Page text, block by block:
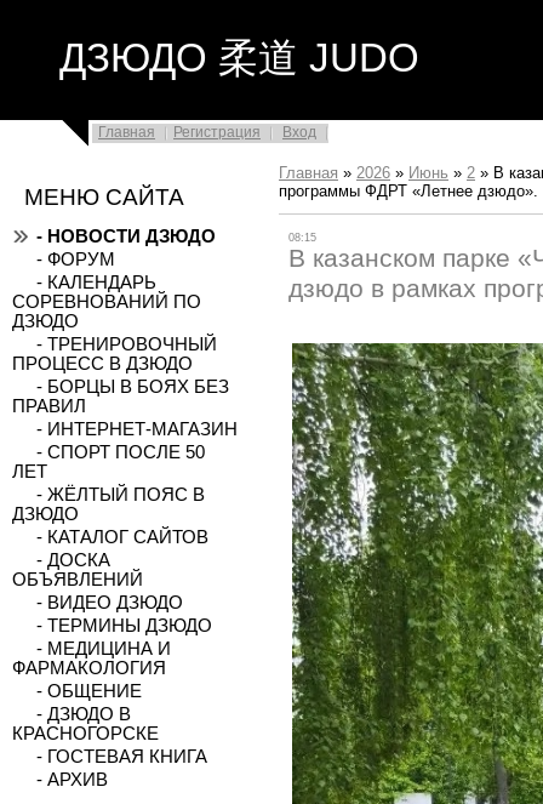
ДЗЮДО 柔道 JUDO
Главная Регистрация Вход
МЕНЮ САЙТА
- НОВОСТИ ДЗЮДО
- ФОРУМ
- КАЛЕНДАРЬ
СОРЕВНОВАНИЙ ПО
ДЗЮДО
- ТРЕНИРОВОЧНЫЙ
ПРОЦЕСС В ДЗЮДО
- БОРЦЫ В БОЯХ БЕЗ
ПРАВИЛ
- ИНТЕРНЕТ-МАГАЗИН
- СПОРТ ПОСЛЕ 50
ЛЕТ
- ЖЁЛТЫЙ ПОЯС В
ДЗЮДО
- КАТАЛОГ САЙТОВ
- ДОСКА
ОБЪЯВЛЕНИЙ
- ВИДЕО ДЗЮДО
- ТЕРМИНЫ ДЗЮДО
- МЕДИЦИНА И
ФАРМАКОЛОГИЯ
- ОБЩЕНИЕ
- ДЗЮДО В
КРАСНОГОРСКЕ
- ГОСТЕВАЯ КНИГА
- АРХИВ
Главная » 2026 » Июнь » 2 » В
программы ФДРТ «Летнее дзюдо».
08:15
В казанском парке
дзюдо в рамках